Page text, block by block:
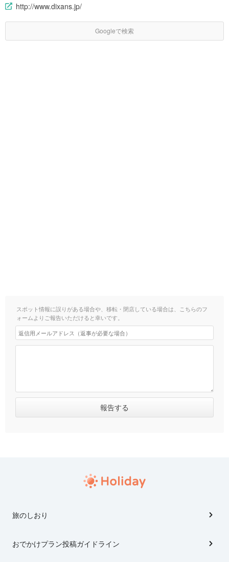
http://www.dixans.jp/
Googleで検索
スポット情報に誤りがある場合や、移転・閉店している場合は、こちらのフ
ォームよりご報告いただけると幸いです。
旅のしおり
おでかけプラン投稿ガイドライン